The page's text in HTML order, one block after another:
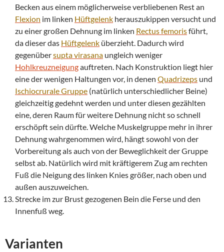
Becken aus einem möglicherweise verbliebenen Rest an
Flexion im linken Hüftgelenk herauszukippen versucht und
zu einer großen Dehnung im linken Rectus femorisführt,
da dieser das Hüftgelenk überzieht. Dadurch wird
gegenübersuptavirasana ungleich weniger
Hohlkreuzneigungauftreten. Nach Konstruktion liegt hier
eine der wenigen Haltungen vor, in denen Quadrizeps und
Ischiocrurale Gruppe (natürlich unterschiedlicher Beine)
gleichzeitig gedehnt werden und unter diesen gezählten
eine, deren Raum für weitere Dehnung nicht so schnell
erschöpft sein dürfte. Welche Muskelgruppe mehr in ihrer
Dehnung wahrgenommen wird, hängt sowohl von der
Vorbereitung als auch von der Beweglichkeit der Gruppe
selbst ab. Natürlich wird mit kräftigerem Zug am rechten
Fuß die Neigung des linken Knies größer, nach oben und
außen auszuweichen.
Strecke im zur Brust gezogenen Bein die Ferse und den
Innenfuß weg.
Varianten